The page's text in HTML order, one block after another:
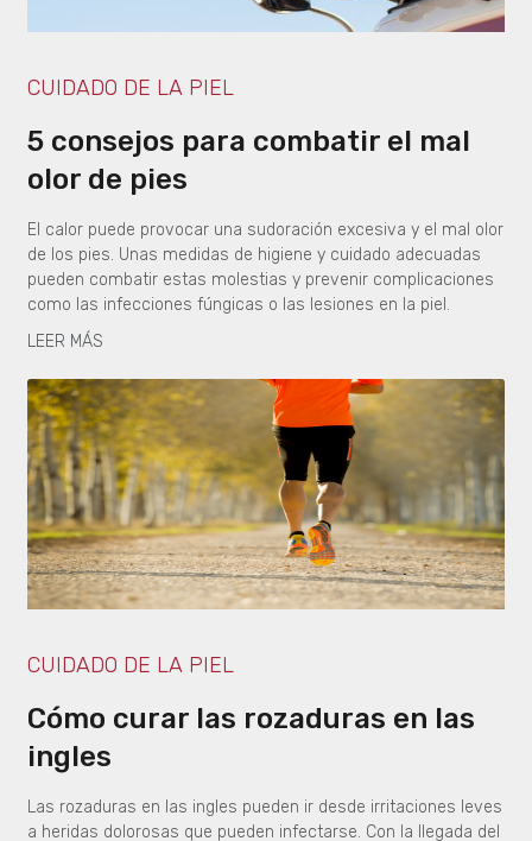
CUIDADO DE LA PIEL
5 consejos para combatir el mal
olor de pies
El calor puede provocar una sudoración excesiva y el mal olor
de los pies. Unas medidas de higiene y cuidado adecuadas
pueden combatir estas molestias y prevenir complicaciones
como las infecciones fúngicas o las lesiones en la piel.
LEER MÁS
CUIDADO DE LA PIEL
Cómo curar las rozaduras en las
ingles
Las rozaduras en las ingles pueden ir desde irritaciones leves
a heridas dolorosas que pueden infectarse. Con la llegada del